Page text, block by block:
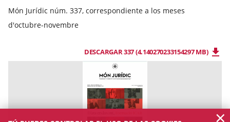
Món Jurídic núm. 337, correspondiente a los meses
d'octubre-novembre
DESCARGAR 337 (4.140270233154297 MB)